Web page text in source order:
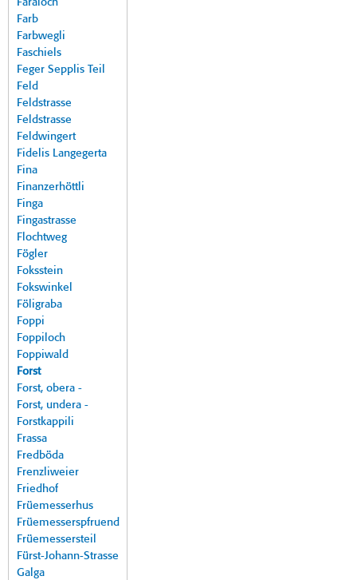
Faraloch
Farb
Farbwegli
Faschiels
Feger Sepplis Teil
Feld
Feldstrasse
Feldstrasse
Feldwingert
Fidelis Langegerta
Fina
Finanzerhöttli
Finga
Fingastrasse
Flochtweg
Fögler
Foksstein
Fokswinkel
Föligraba
Foppi
Foppiloch
Foppiwald
Forst
Forst, obera -
Forst, undera -
Forstkappili
Frassa
Fredböda
Frenzliweier
Friedhof
Früemesserhus
Früemesserspfruend
Früemessersteil
Fürst-Johann-Strasse
Galga